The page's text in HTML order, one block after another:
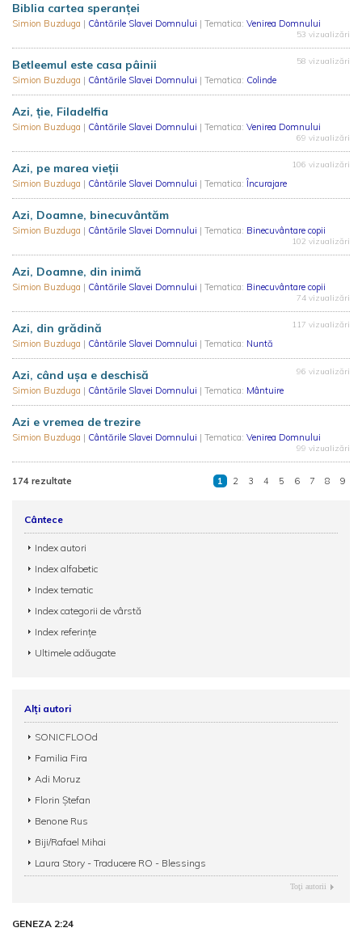
Biblia cartea speranței
Simion Buzduga | Cântările Slavei Domnului | Tematica: Venirea Domnului
53 vizualizări
Betleemul este casa pâinii
Simion Buzduga | Cântările Slavei Domnului | Tematica: Colinde
58 vizualizări
Azi, ție, Filadelfia
Simion Buzduga | Cântările Slavei Domnului | Tematica: Venirea Domnului
69 vizualizări
Azi, pe marea vieții
Simion Buzduga | Cântările Slavei Domnului | Tematica: Încurajare
106 vizualizări
Azi, Doamne, binecuvântăm
Simion Buzduga | Cântările Slavei Domnului | Tematica: Binecuvântare copii
102 vizualizări
Azi, Doamne, din inimă
Simion Buzduga | Cântările Slavei Domnului | Tematica: Binecuvântare copii
74 vizualizări
Azi, din grădină
Simion Buzduga | Cântările Slavei Domnului | Tematica: Nuntă
117 vizualizări
Azi, când ușa e deschisă
Simion Buzduga | Cântările Slavei Domnului | Tematica: Mântuire
96 vizualizări
Azi e vremea de trezire
Simion Buzduga | Cântările Slavei Domnului | Tematica: Venirea Domnului
99 vizualizări
174 rezultate 1 2 3 4 5 6 7 8 9
Cântece
Index autori
Index alfabetic
Index tematic
Index categorii de vârstă
Index referințe
Ultimele adăugate
Alți autori
SONICFLOOd
Familia Fira
Adi Moruz
Florin Ștefan
Benone Rus
Biji/Rafael Mihai
Laura Story - Traducere RO - Blessings
Toţi autorii
GENEZA 2:24